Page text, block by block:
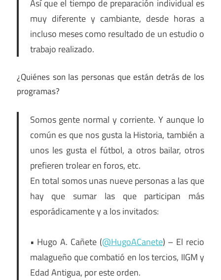
Así que el tiempo de preparación individual es
muy diferente y cambiante, desde horas a
incluso meses como resultado de un estudio o
trabajo realizado.
¿Quiénes son las personas que están detrás de los
programas?
Somos gente normal y corriente. Y aunque lo
común es que nos gusta la Historia, también a
unos les gusta el fútbol, a otros bailar, otros
prefieren trolear en foros, etc.
En total somos unas nueve personas a las que
hay que sumar las que participan más
esporádicamente y a los invitados:
• Hugo A. Cañete (@HugoACanete) – El recio
malagueño que combatió en los tercios, IIGM y
Edad Antigua, por este orden.